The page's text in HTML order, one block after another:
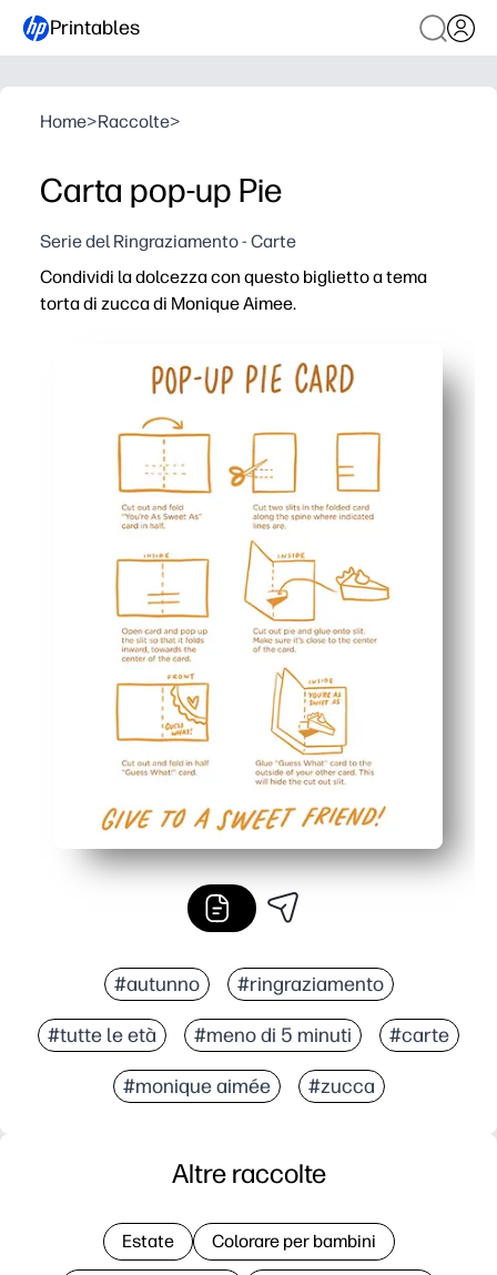
Printables
Home>Raccolte>
Carta pop-up Pie
Serie del Ringraziamento - Carte
Condividi la dolcezza con questo biglietto a tema
torta di zucca di Monique Aimee.
I passaggi adatti ai bambini aumentano le capacità
Versatile per le vacanze autunnali, i biglietti di
Poco disordine: utilizza carta normale, forbici e colla,
#autunno #ringraziamento
#tutte le età #meno di 5 minuti #carte
#monique aimée #zucca
Altre raccolte
Estate Colorare per bambini